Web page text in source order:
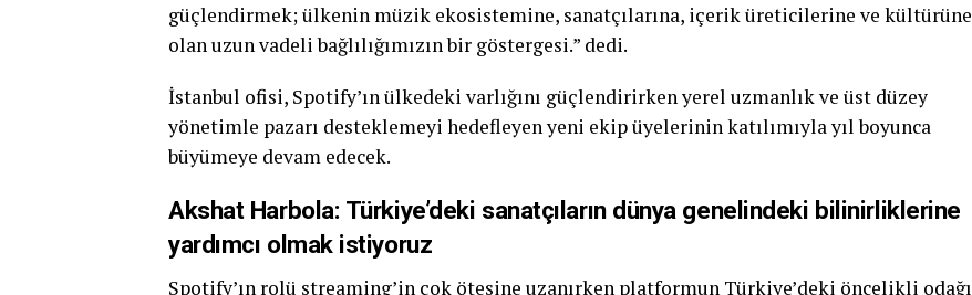
güçlendirmek; ülkenin müzik ekosistemine, sanatçılarına, içerik üreticilerine ve kültürüne
olan uzun vadeli bağlılığımızın bir göstergesi.” dedi.
İstanbul ofisi, Spotify’ın ülkedeki varlığını güçlendirirken yerel uzmanlık ve üst düzey
yönetimle pazarı desteklemeyi hedefleyen yeni ekip üyelerinin katılımıyla yıl boyunca
büyümeye devam edecek.
Akshat Harbola: Türkiye’deki sanatçıların dünya genelindeki bilinirliklerine
yardımcı olmak istiyoruz
Spotify’ın rolü streaming’in çok ötesine uzanırken platformun Türkiye’deki öncelikli odağı